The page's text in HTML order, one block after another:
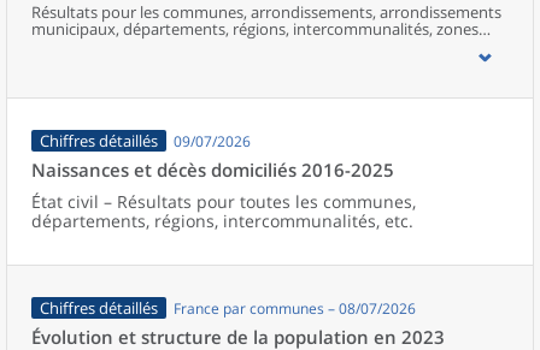
Résultats pour les communes, arrondissements, arrondissements
municipaux, départements, régions, intercommunalités, zones
d’emploi, bassins de vie, unités urbaines et aires d’attraction des
Chiffres détaillés 09/07/2026
Naissances et décès domiciliés 2016-2025
État civil – Résultats pour toutes les communes,
départements, régions, intercommunalités, etc.
Chiffres détaillés France par communes – 08/07/2026
Évolution et structure de la population en 2023